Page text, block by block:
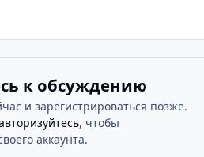
к обсуждению
и зарегистрироваться позже.
, чтобы
аккаунта.